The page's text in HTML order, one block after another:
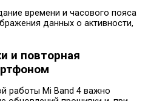
времени и часового пояса
данных о активности,
и повторная
работы Mi Band 4 важно